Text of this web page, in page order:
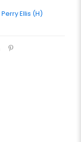
Perry Ellis (H)